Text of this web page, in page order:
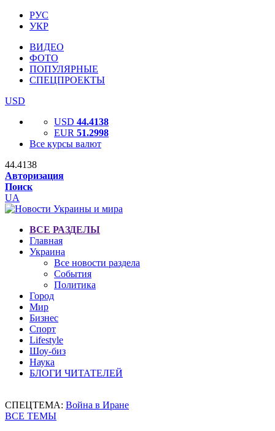
РУС
УКР
ВИДЕО
ФОТО
ПОПУЛЯРНЫЕ
СПЕЦПРОЕКТЫ
USD
USD 44.4138
EUR 51.2998
Все курсы валют
44.4138
Авторизация
Поиск
UA
ВСЕ РАЗДЕЛЫ
Главная
Украина
Все новости раздела
События
Политика
Город
Мир
Бизнес
Спорт
Lifestyle
Шоу-биз
Наука
БЛОГИ ЧИТАТЕЛЕЙ
СПЕЦТЕМА: Война в Иране
ВСЕ ТЕМЫ